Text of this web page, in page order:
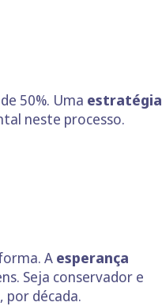
50%. Uma estratégia
neste processo.
A esperança
Seja conservador e
por década.